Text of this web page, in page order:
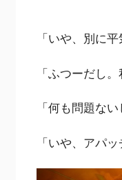
「いや、別に平
「ふつーだし
「何も問題な
「いや、アパ